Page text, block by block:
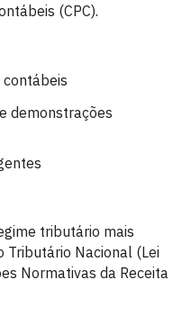
(CPC).
contábeis
demonstrações
tributário mais
Tributário Nacional (Lei
Normativas da Receita